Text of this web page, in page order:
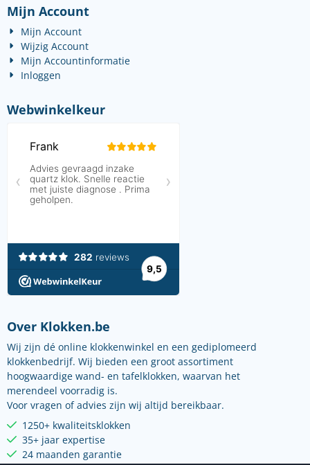
Mijn Account
Mijn Account
Wijzig Account
Mijn Accountinformatie
Inloggen
Webwinkelkeur
Over Klokken.be
Wij zijn dé online klokkenwinkel en een gediplomeerd
klokkenbedrijf. Wij bieden een groot assortiment
hoogwaardige wand- en tafelklokken, waarvan het
merendeel voorradig is.
Voor vragen of advies zijn wij altijd bereikbaar.
1250+ kwaliteitsklokken
35+ jaar expertise
24 maanden garantie